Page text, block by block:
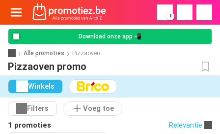
!
Download onze app 📲
Alle promoties Pizzaoven
Pizzaoven promo
Winkels
Filters
Voeg toe
1 promoties
Relevantie